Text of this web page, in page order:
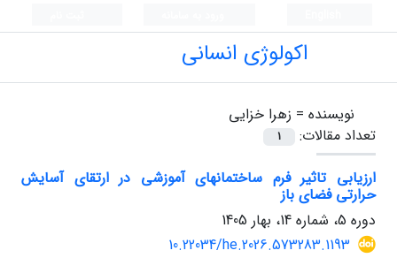
اکولوژی انسانی
نویسنده = زهرا خزایی
تعداد مقالات:
1
ارزیابی تاثیر فرم ساختمانهای آموزشی در ارتقای آسایش
حرارتی فضای باز
دوره 5، شماره 14، بهار 1405
10.22034/he.2026.573283.1193